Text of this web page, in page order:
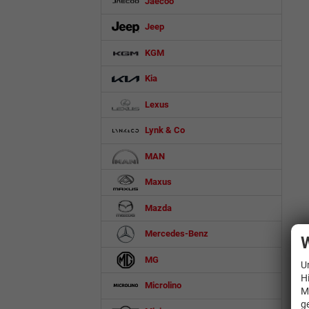
Jeep
KGM
Kia
Lexus
Lynk & Co
MAN
Maxus
Mazda
Mercedes-Benz
MG
Microlino